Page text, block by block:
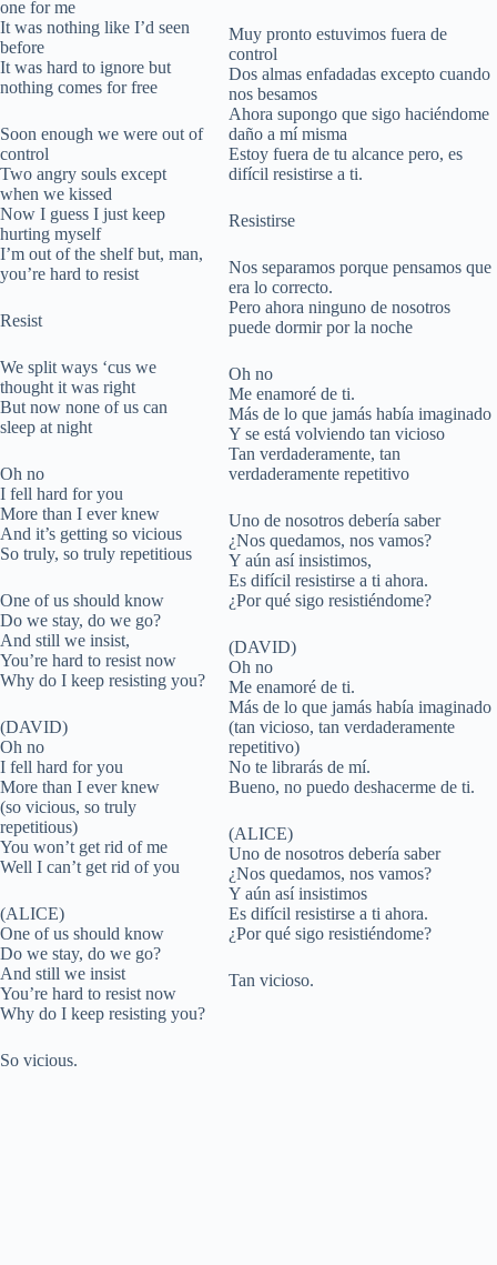
one for me
It was nothing like I’d seen
before
It was hard to ignore but
nothing comes for free
Soon enough we were out of
control
Two angry souls except
when we kissed
Now I guess I just keep
hurting myself
I’m out of the shelf but, man,
you’re hard to resist
Resist
We split ways ‘cus we
thought it was right
But now none of us can
sleep at night
Oh no
I fell hard for you
More than I ever knew
And it’s getting so vicious
So truly, so truly repetitious
One of us should know
Do we stay, do we go?
And still we insist,
You’re hard to resist now
Why do I keep resisting you?
(DAVID)
Oh no
I fell hard for you
More than I ever knew
(so vicious, so truly
repetitious)
You won’t get rid of me
Well I can’t get rid of you
(ALICE)
One of us should know
Do we stay, do we go?
And still we insist
You’re hard to resist now
Why do I keep resisting you?
So vicious.
Muy pronto estuvimos fuera de
control
Dos almas enfadadas excepto cuando
nos besamos
Ahora supongo que sigo haciéndome
daño a mí misma
Estoy fuera de tu alcance pero, es
difícil resistirse a ti.
Resistirse
Nos separamos porque pensamos que
era lo correcto.
Pero ahora ninguno de nosotros
puede dormir por la noche
Oh no
Me enamoré de ti.
Más de lo que jamás había imaginado
Y se está volviendo tan vicioso
Tan verdaderamente, tan
verdaderamente repetitivo
Uno de nosotros debería saber
¿Nos quedamos, nos vamos?
Y aún así insistimos,
Es difícil resistirse a ti ahora.
¿Por qué sigo resistiéndome?
(DAVID)
Oh no
Me enamoré de ti.
Más de lo que jamás había imaginado
(tan vicioso, tan verdaderamente
repetitivo)
No te librarás de mí.
Bueno, no puedo deshacerme de ti.
(ALICE)
Uno de nosotros debería saber
¿Nos quedamos, nos vamos?
Y aún así insistimos
Es difícil resistirse a ti ahora.
¿Por qué sigo resistiéndome?
Tan vicioso.